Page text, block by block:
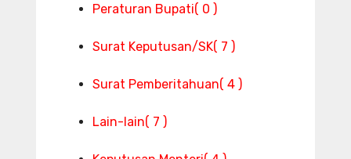
Peraturan Bupati( 0 )
Surat Keputusan/SK( 7 )
Surat Pemberitahuan( 4 )
Lain-lain( 7 )